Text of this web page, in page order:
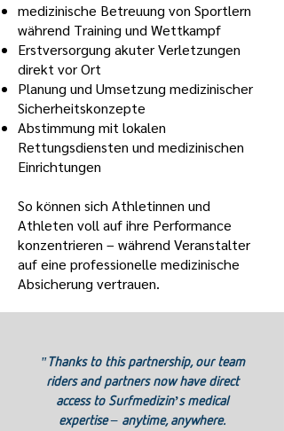
medizinische Betreuung von Sportlern
während Training und Wettkampf
Erstversorgung akuter Verletzungen
direkt vor Ort
Planung und Umsetzung medizinischer
Sicherheitskonzepte
Abstimmung mit lokalen
Rettungsdiensten und medizinischen
Einrichtungen
So können sich Athletinnen und
Athleten voll auf ihre Performance
konzentrieren – während Veranstalter
auf eine professionelle medizinische
Absicherung vertrauen.
"Thanks to this partnership, our team
riders and partners now have direct
access to Surfmedizin’s medical
expertise – anytime, anywhere.